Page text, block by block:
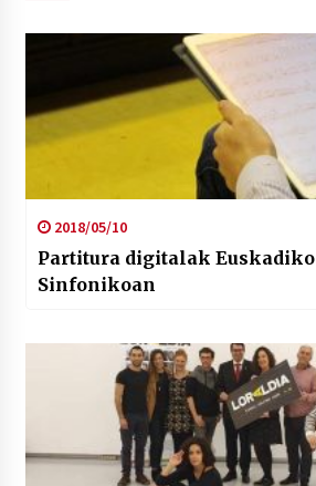
2018/05/10
Partitura digitalak
Sinfonikoan